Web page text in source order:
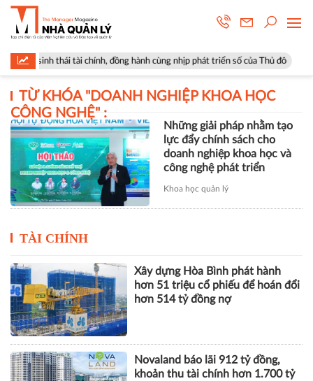
hệ sinh thái tài chính, đồng hành cùng nhịp phát triển số của Thủ đô
TỪ KHÓA " DOANH NGHIỆP KHOA HỌC
CÔNG NGHỆ" :
Những giải pháp nhằm tạo
lực đẩy chính sách cho
doanh nghiệp khoa học và
công nghệ phát triển
Khoa học quản lý
TÀI CHÍNH
Xây dựng Hòa Bình phát hành
hơn 51 triệu cổ phiếu để hoán đổi
hơn 514 tỷ đồng nợ
Novaland báo lãi 912 tỷ đồng,
khoản thu tài chính hơn 1.700 tỷ